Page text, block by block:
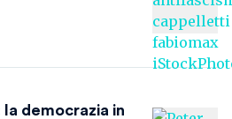
democrazia in